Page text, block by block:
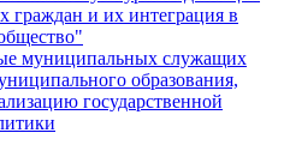
граждан и их интеграция в
муниципальных служащих
образования,
государственной